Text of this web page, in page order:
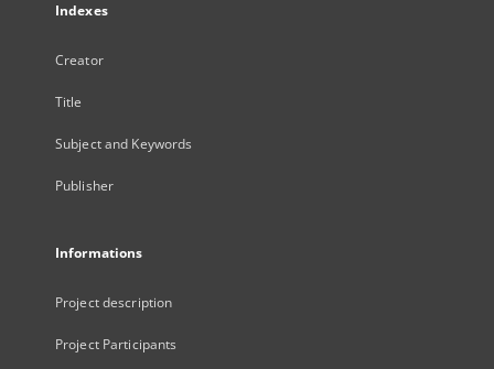
Indexes
Creator
Title
Subject and Keywords
Publisher
Informations
Project description
Project Participants